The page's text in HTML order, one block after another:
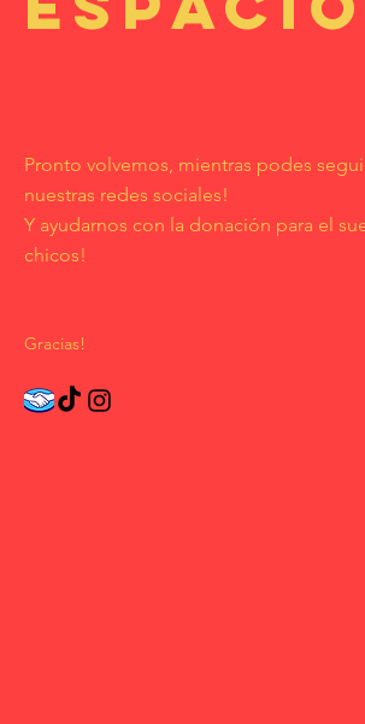
Pronto volvemos, mientras podes
nuestras redes sociales!
Y ayudarnos con la donación para el
chicos!
Gracias!